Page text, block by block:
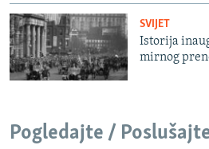
SVIJET
Istorija
mirnog
Pogledajte /